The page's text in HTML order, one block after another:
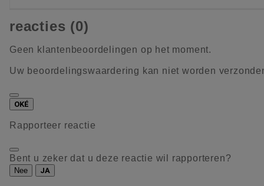
reacties (0)
Geen klantenbeoordelingen op het moment.
Uw beoordelingswaardering kan niet worden
OKÉ
Rapporteer reactie
Bent u zeker dat u deze reactie wil rapporteren?
Nee JA